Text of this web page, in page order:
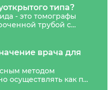
среду во
что может помочь
дискомфорт
типа?
- это томографы
трубой с
с
закрытого
для
комфортности
связанной с
врача для
методом
осуществлять как по